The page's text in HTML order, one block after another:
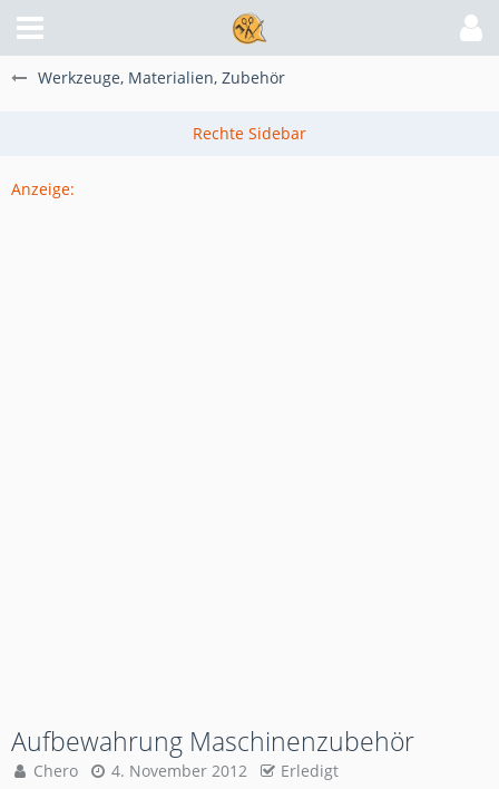
Werkzeuge, Materialien, Zubehör
Anzeige:
Aufbewahrung Maschinenzubehör
Chero 4. November 2012 Erledigt